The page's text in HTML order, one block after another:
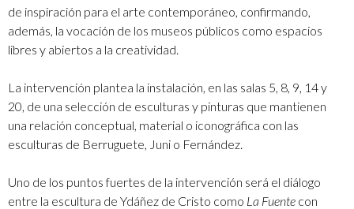
de inspiración para el arte contemporáneo, confirmando,
además, la vocación de los museos públicos como espacios
libres y abiertos a la creatividad.
La intervención plantea la instalación, en las salas 5, 8, 9, 14 y
20, de una selección de esculturas y pinturas que mantienen
una relación conceptual, material o iconográfica con las
esculturas de Berruguete, Juni o Fernández.
Uno de los puntos fuertes de la intervención será el diálogo
entre la escultura de Ydáñez de Cristo como La Fuente con